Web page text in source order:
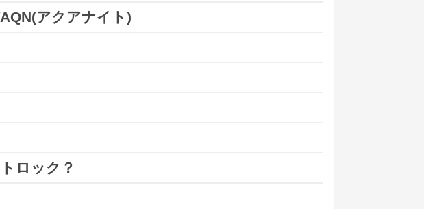
ょう。アクアナイト)
、ユーザーとしては納得できるものではありませんよ
然ですから。
。
れました。
旬になるとのこと。
ロック？